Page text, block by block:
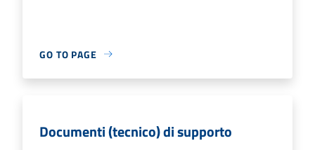
GO TO PAGE
Documenti (tecnico) di supporto